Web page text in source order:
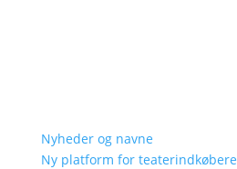
Nyheder og navne
Ny platform for teaterindkøbere